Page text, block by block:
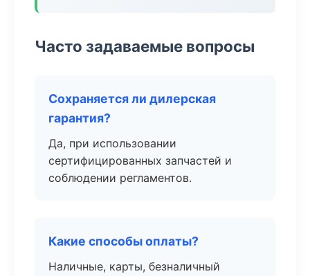
Часто задаваемые вопросы
Сохраняется ли дилерская
гарантия?
Да, при использовании
сертифицированных запчастей и
соблюдении регламентов.
Какие способы оплаты?
Наличные, карты, безналичный